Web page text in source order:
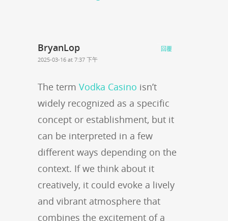
BryanLop
2025-03-16 at 7:37 下午
The term Vodka Casino isn’t
widely recognized as a specific
concept or establishment, but it
can be interpreted in a few
different ways depending on the
context. If we think about it
creatively, it could evoke a lively
and vibrant atmosphere that
combines the excitement of a
回覆